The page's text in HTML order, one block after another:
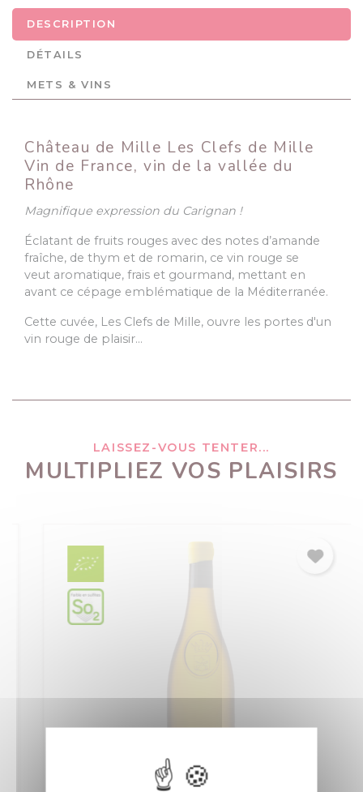
DESCRIPTION
DÉTAILS
METS & VINS
Château de Mille Les Clefs de Mille
Vin de France, vin de la vallée du
Rhône
Magnifique expression du Carignan !
Éclatant de fruits rouges avec des notes d’amande
fraîche, de thym et de romarin, ce vin rouge se
veut aromatique, frais et gourmand, mettant en
avant ce cépage emblématique de la Méditerranée.
Cette cuvée, Les Clefs de Mille, ouvre les portes d'un
vin rouge de plaisir…
LAISSEZ-VOUS TENTER...
MULTIPLIEZ VOS PLAISIRS